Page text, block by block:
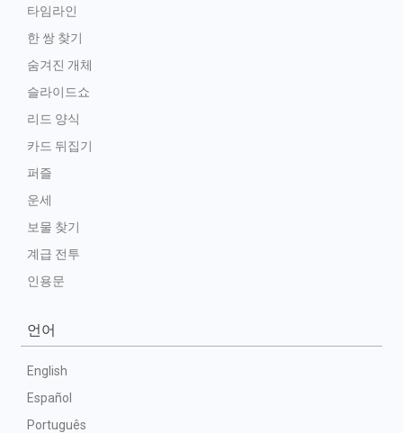
타임라인
한 쌍 찾기
숨겨진 개체
슬라이드쇼
리드 양식
카드 뒤집기
퍼즐
운세
보물 찾기
계급 전투
인용문
언어
English
Español
Português